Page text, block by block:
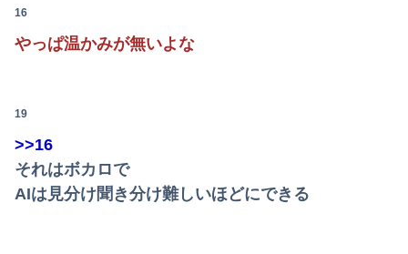
16
やっぱ温かみが無いよな
19
>>16
それはボカロで
AIは見分け聞き分け難しいほどにできる